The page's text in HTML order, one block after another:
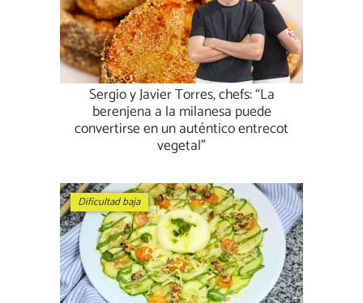
Sergio y Javier Torres, chefs: “La
berenjena a la milanesa puede
convertirse en un auténtico entrecot
vegetal”
Dificultad baja